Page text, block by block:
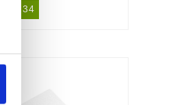
630,34